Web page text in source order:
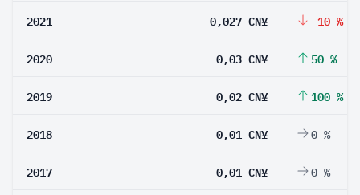
2021 0,027 CN¥ -10 %
2020 0,03 CN¥ 50 %
2019 0,02 CN¥ 100 %
2018 0,01 CN¥ 0 %
2017 0,01 CN¥ 0 %